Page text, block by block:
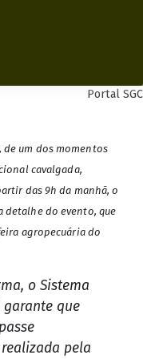
Portal SGC
de um dos momentos
cavalgada,
das 9h da manhã, o
detalhe do evento, que
agropecuária do
o Sistema
garante que
pela